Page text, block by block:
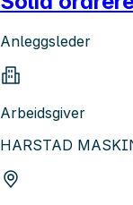
Anleggsleder
Arbeidsgiver
HARSTAD